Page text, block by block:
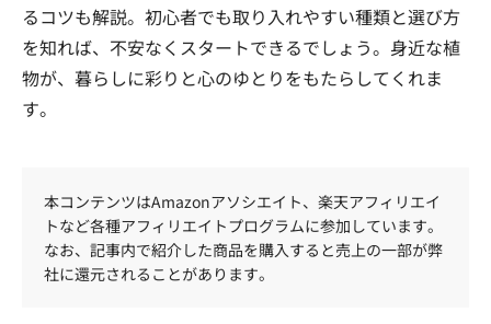
るコツも解説。初心者でも取り入れやすい種類と選び方
を知れば、不安なくスタートできるでしょう。身近な植
物が、暮らしに彩りと心のゆとりをもたらしてくれま
す。
本コンテンツはAmazonアソシエイト、楽天アフィリエイ
トなど各種アフィリエイトプログラムに参加しています。
なお、記事内で紹介した商品を購入すると売上の一部が弊
社に還元されることがあります。